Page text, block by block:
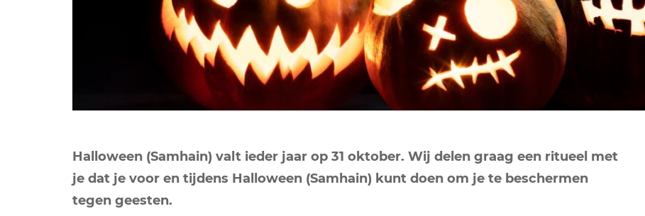
NEGENDE HUIS
TIENDE HUIS
ELFDE HUIS
NEPTUNUS
PLUTO
CHIRON
ORAKEL
RITUELEN
NIEUWE MAAN
RITUELEN
MERCURIUS
RETROGRADE RITUEEL
SPIRIT ANIMALS
Halloween (Samhain) valt ieder jaar op 31 oktober. Wij delen graag een ritueel met
je dat je voor en tijdens Halloween (Samhain) kunt doen om je te beschermen
tegen geesten.